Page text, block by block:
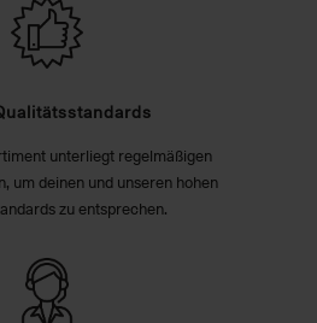
unterliegt regelmäßigen
um deinen und unseren hohen
zu entsprechen.